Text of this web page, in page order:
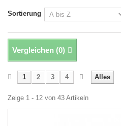
Sortierung
Vergleichen (0)
Alles
1 2 3 4
Zeige 1 - 12 von 43 Artikeln